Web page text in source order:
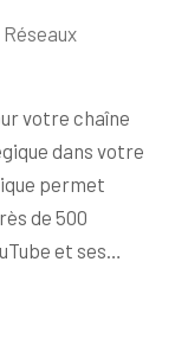
Réseaux
votre chaîne
dans votre
permet
de 500
et ses…